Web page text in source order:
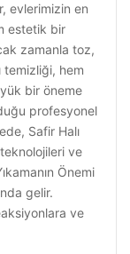
evlerimizin en
estetik bir
zamanla toz,
temizliği, hem
bir öneme
profesyonel
Safir Halı
teknolojileri ve
Önemi
gelir.
ve